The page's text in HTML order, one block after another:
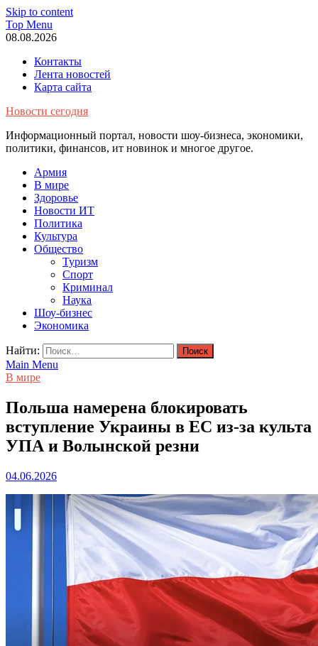
Skip to content
Top Menu
08.08.2026
Контакты
Лента новостей
Карта сайта
Новости сегодня
Информационный портал, новости шоу-бизнеса, экономики,
политики, финансов, ит новинок и многое другое.
Армия
В мире
Здоровье
Новости ИТ
Политика
Культура
Общество
Туризм
Спорт
Криминал
Наука
Шоу-бизнес
Экономика
Найти:
Main Menu
В мире
Польша намерена блокировать
вступление Украины в ЕС из-за культа
УПА и Волынской резни
04.06.2026